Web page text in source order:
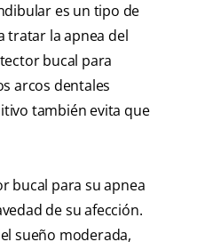
es un tipo de
tratar la apnea del
bucal para
arcos dentales
también evita que
bucal para su apnea
de su afección.
sueño moderada,